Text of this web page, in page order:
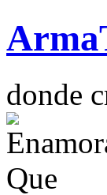
Arma
donde